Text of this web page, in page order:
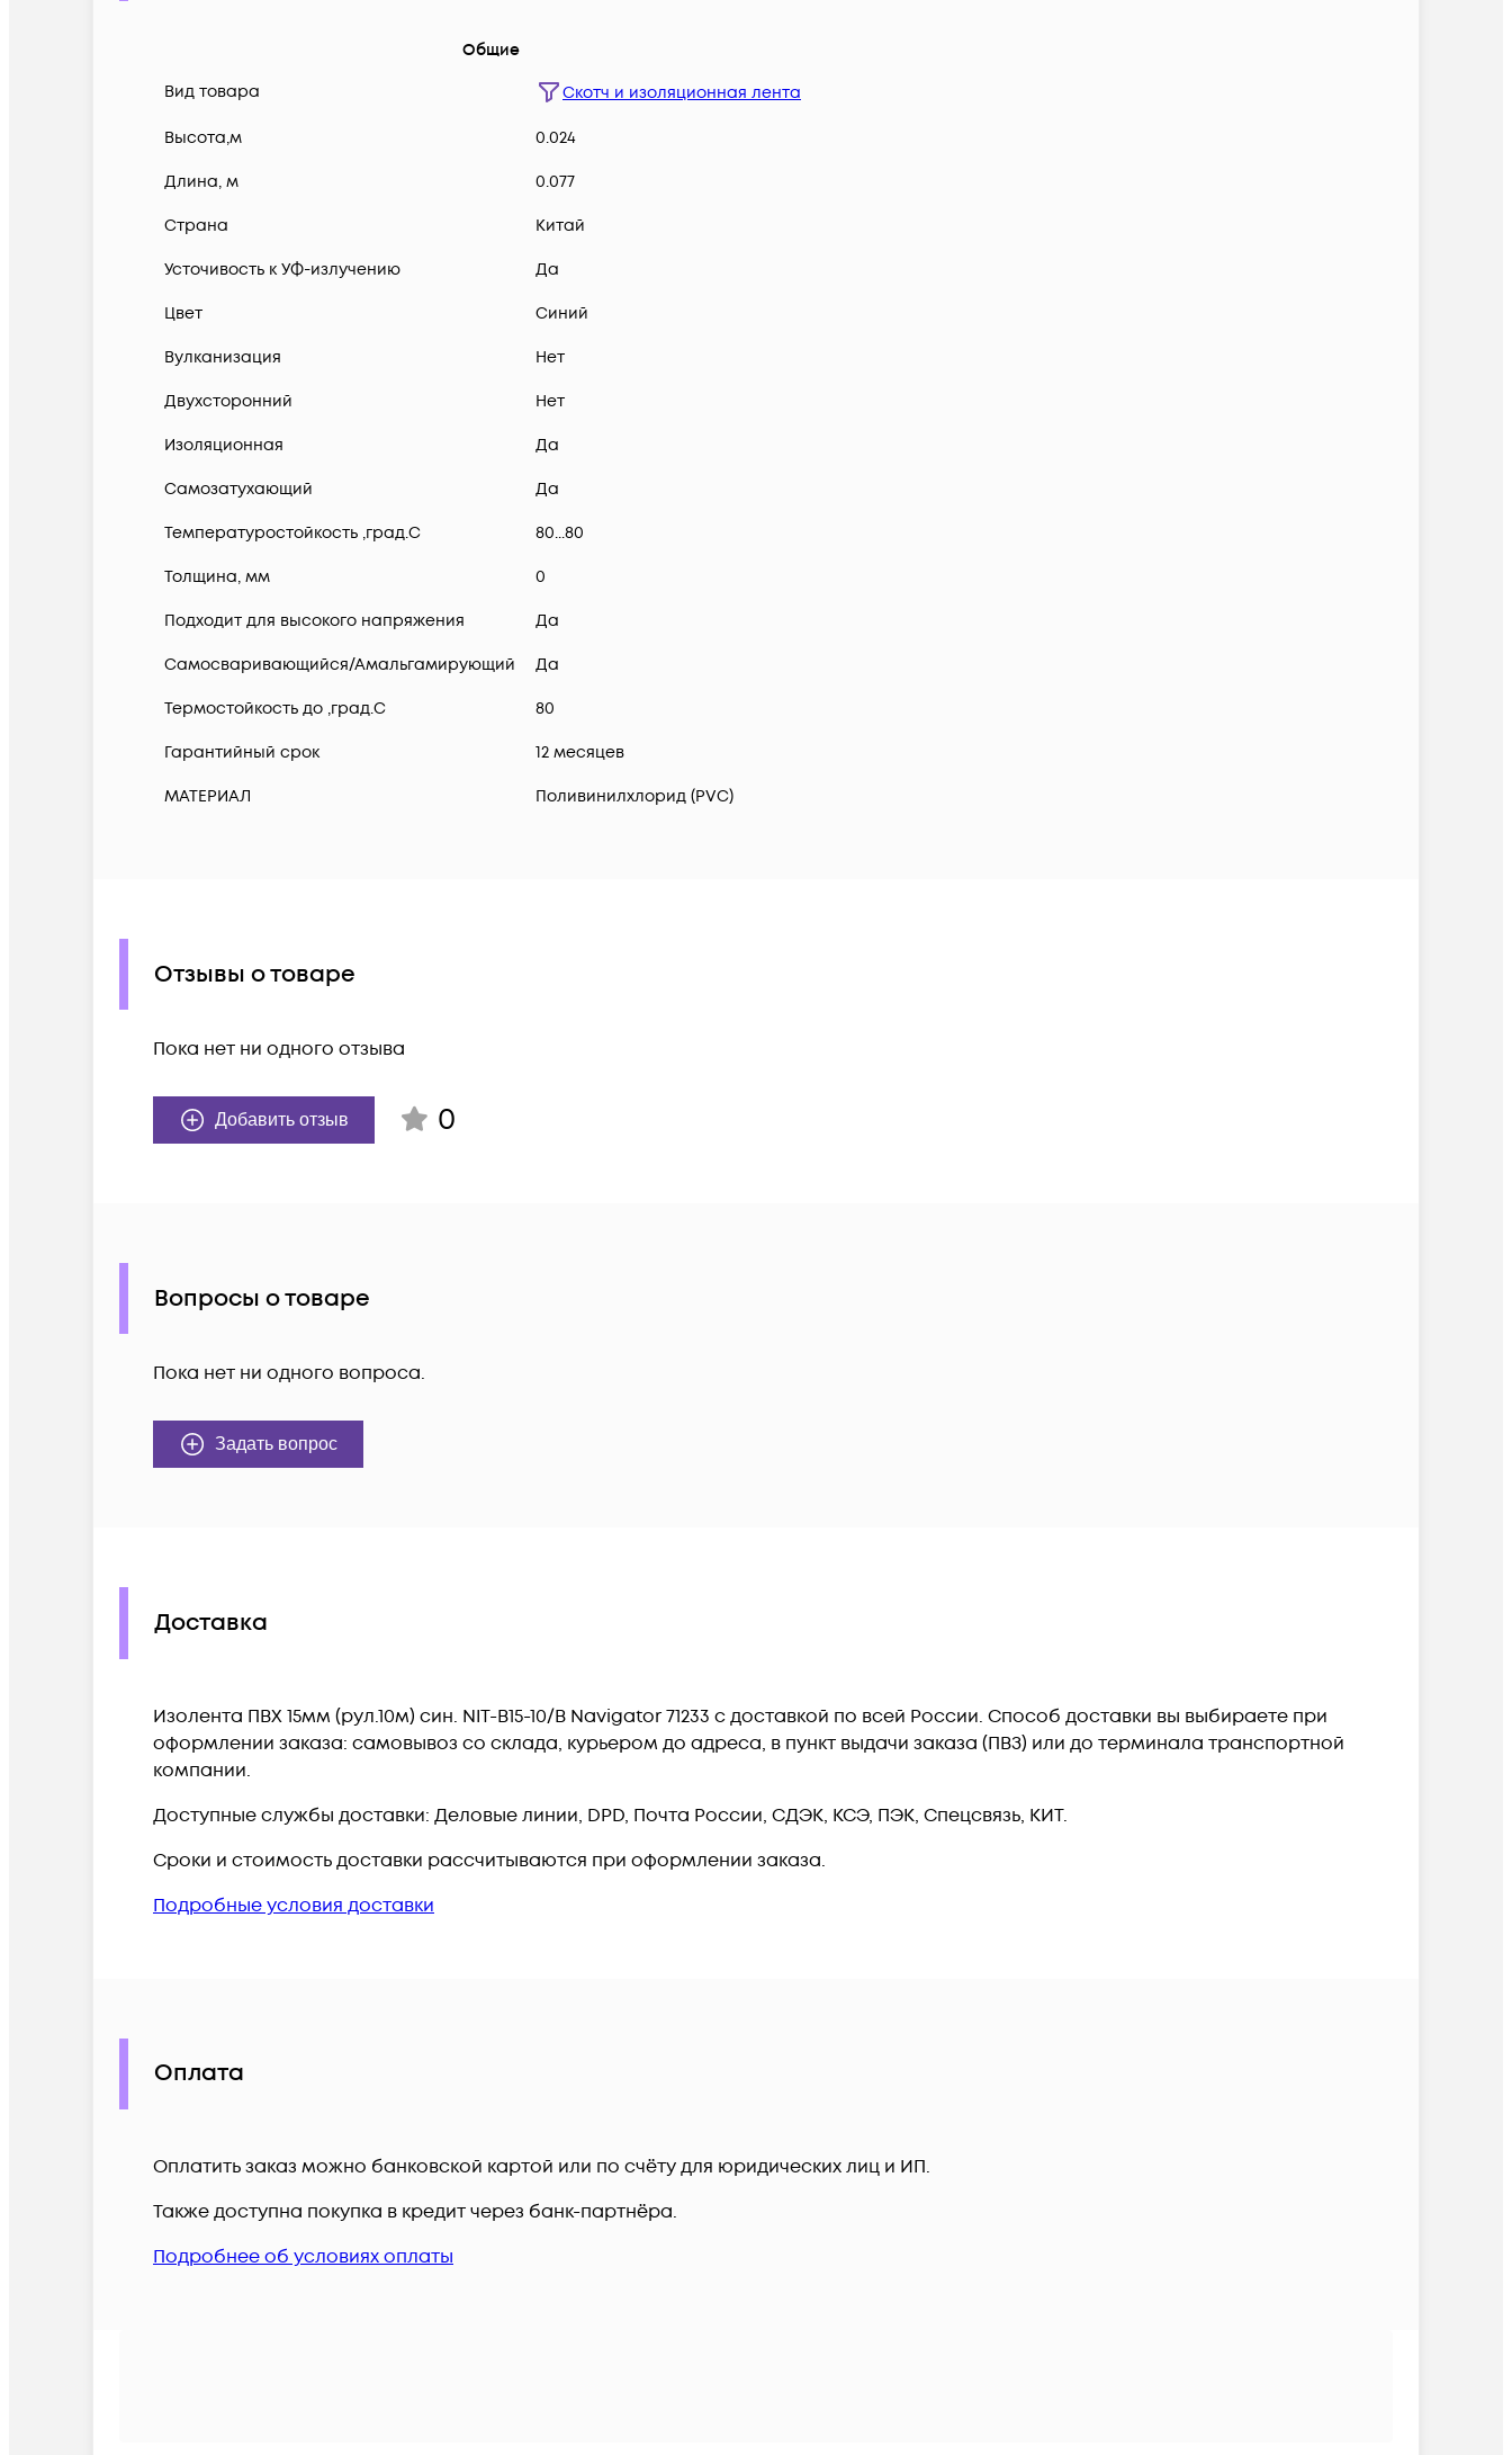
Общие
Вид товара
Скотч и изоляционная лента
Высота,м 0.024
Длина, м 0.077
Страна Китай
Усточивость к УФ-излучению Да
Цвет Синий
Вулканизация Нет
Двухсторонний Нет
Изоляционная Да
Самозатухающий Да
Температуростойкость ,град.C 80...80
Толщина, мм 0
Подходит для высокого напряжения Да
Самосваривающийся/Амальгамирующий Да
Термостойкость до ,град.C 80
Гарантийный срок 12 месяцев
МАТЕРИАЛ Поливинилхлорид (PVC)
Отзывы о товаре
Пока нет ни одного отзыва
Добавить отзыв 0
Вопросы о товаре
Пока нет ни одного вопроса.
Задать вопрос
Доставка
Изолента ПВХ 15мм (рул.10м) син. NIT-B15-10/B Navigator 71233 c доставкой по всей России. Способ доставки вы выбираете при
оформлении заказа: самовывоз со склада, курьером до адреса, в пункт выдачи заказа (ПВЗ) или до терминала транспортной
компании.
Доступные службы доставки: Деловые линии, DPD, Почта России, СДЭК, КСЭ, ПЭК, Спецсвязь, КИТ.
Сроки и стоимость доставки рассчитываются при оформлении заказа.
Подробные условия доставки
Оплата
Оплатить заказ можно банковской картой или по счёту для юридических лиц и ИП.
Также доступна покупка в кредит через банк-партнёра.
Подробнее об условиях оплаты